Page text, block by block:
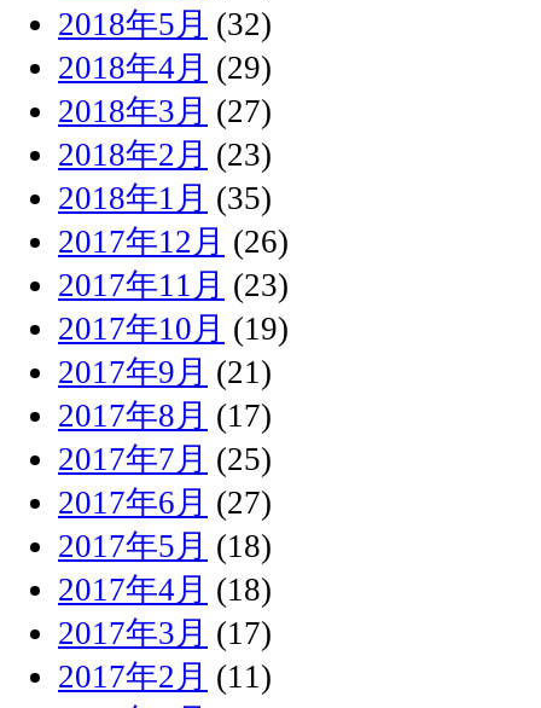
2018年5月 (32)
2018年4月 (29)
2018年3月 (27)
2018年2月 (23)
2018年1月 (35)
2017年12月 (26)
2017年11月 (23)
2017年10月 (19)
2017年9月 (21)
2017年8月 (17)
2017年7月 (25)
2017年6月 (27)
2017年5月 (18)
2017年4月 (18)
2017年3月 (17)
2017年2月 (11)